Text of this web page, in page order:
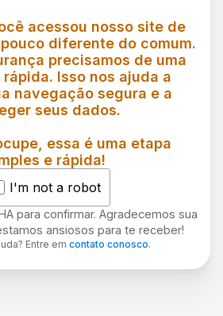
acessou nosso site de
diferente do comum.
precisamos de uma
Isso nos ajuda a
navegação segura e a
seus dados.
essa é uma etapa
e rápida!
I'm not a robot
para confirmar. Agradecemos sua
ansiosos para te receber!
Entre em contato conosco.